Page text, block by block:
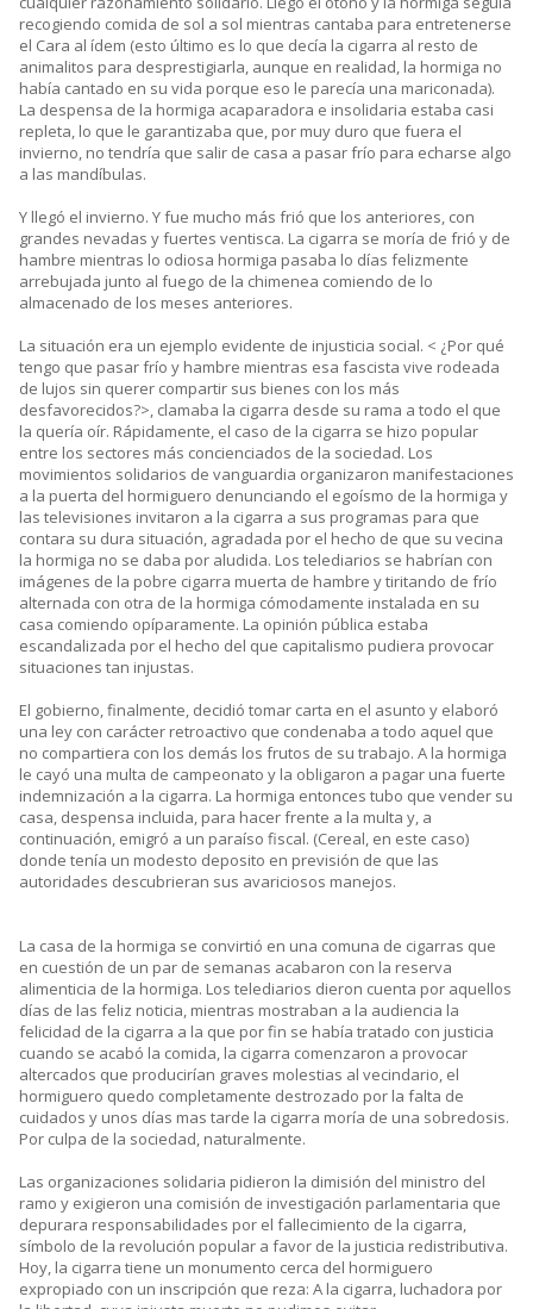
recogiendo comida de sol a sol mientras cantaba para entretenerse
el Cara al ídem (esto último es lo que decía la cigarra al resto de
animalitos para desprestigiarla, aunque en realidad, la hormiga no
había cantado en su vida porque eso le parecía una mariconada).
La despensa de la hormiga acaparadora e insolidaria estaba casi
repleta, lo que le garantizaba que, por muy duro que fuera el
invierno, no tendría que salir de casa a pasar frío para echarse algo
a las mandíbulas.
Y llegó el invierno. Y fue mucho más frió que los anteriores, con
grandes nevadas y fuertes ventisca. La cigarra se moría de frió y de
hambre mientras lo odiosa hormiga pasaba lo días felizmente
arrebujada junto al fuego de la chimenea comiendo de lo
almacenado de los meses anteriores.
La situación era un ejemplo evidente de injusticia social. < ¿Por qué
tengo que pasar frío y hambre mientras esa fascista vive rodeada
de lujos sin querer compartir sus bienes con los más
desfavorecidos?>, clamaba la cigarra desde su rama a todo el que
la quería oír. Rápidamente, el caso de la cigarra se hizo popular
entre los sectores más concienciados de la sociedad. Los
movimientos solidarios de vanguardia organizaron manifestaciones
a la puerta del hormiguero denunciando el egoísmo de la hormiga y
las televisiones invitaron a la cigarra a sus programas para que
contara su dura situación, agradada por el hecho de que su vecina
la hormiga no se daba por aludida. Los telediarios se habrían con
imágenes de la pobre cigarra muerta de hambre y tiritando de frío
alternada con otra de la hormiga cómodamente instalada en su
casa comiendo opíparamente. La opinión pública estaba
escandalizada por el hecho del que capitalismo pudiera provocar
situaciones tan injustas.
El gobierno, finalmente, decidió tomar carta en el asunto y elaboró
una ley con carácter retroactivo que condenaba a todo aquel que
no compartiera con los demás los frutos de su trabajo. A la hormiga
le cayó una multa de campeonato y la obligaron a pagar una fuerte
indemnización a la cigarra. La hormiga entonces tubo que vender su
casa, despensa incluida, para hacer frente a la multa y, a
continuación, emigró a un paraíso fiscal. (Cereal, en este caso)
donde tenía un modesto deposito en previsión de que las
autoridades descubrieran sus avariciosos manejos.
La casa de la hormiga se convirtió en una comuna de cigarras que
en cuestión de un par de semanas acabaron con la reserva
alimenticia de la hormiga. Los telediarios dieron cuenta por aquellos
días de las feliz noticia, mientras mostraban a la audiencia la
felicidad de la cigarra a la que por fin se había tratado con justicia
cuando se acabó la comida, la cigarra comenzaron a provocar
altercados que producirían graves molestias al vecindario, el
hormiguero quedo completamente destrozado por la falta de
cuidados y unos días mas tarde la cigarra moría de una sobredosis.
Por culpa de la sociedad, naturalmente.
Las organizaciones solidaria pidieron la dimisión del ministro del
ramo y exigieron una comisión de investigación parlamentaria que
depurara responsabilidades por el fallecimiento de la cigarra,
símbolo de la revolución popular a favor de la justicia redistributiva.
Hoy, la cigarra tiene un monumento cerca del hormiguero
expropiado con un inscripción que reza: A la cigarra, luchadora por